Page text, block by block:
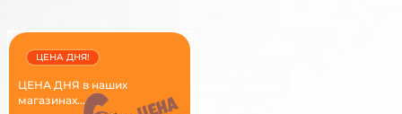
ЦЕНА ДНЯ в наших
магазинах...
ЦЕНА ДНЯ!